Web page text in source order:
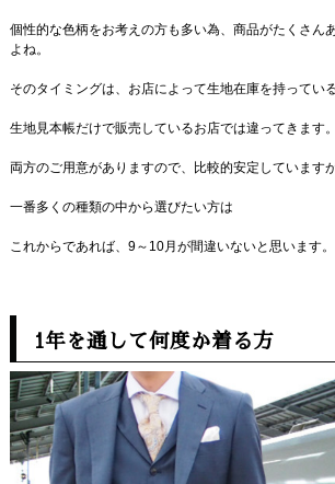
個性的な色柄をお考えの方も多い為、商品がたくさん
よね。
そのタイミングは、お店によって生地在庫を持ってい
生地見本帳だけで販売しているお店では違ってきます。
両方のご用意がありますので、比較的安定していますが
一番多くの種類の中から選びたい方は
これからであれば、9～10月が間違いないと思います。
1年を通して何度か着る方